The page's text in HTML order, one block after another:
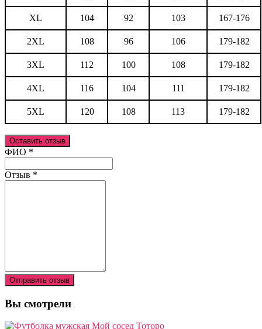
XL 104 92 103 167-176
2XL 108 96 106 179-182
3XL 112 100 108 179-182
4XL 116 104 111 179-182
5XL 120 108 113 179-182
Оставить отзыв
Ваш отзыв был отправлен!
ФИО *
Отзыв *
Отправить отзыв
Вы смотрели